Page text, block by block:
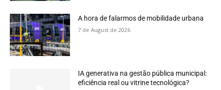
A hora de falarmos de mobilidade urbana
7 de August de 2026
IA generativa na gestão pública municipal:
eficiência real ou vitrine tecnológica?